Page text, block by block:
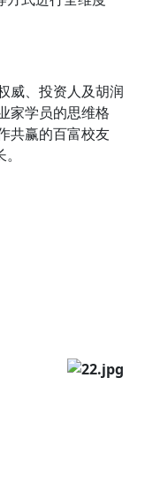
威、投资人及胡润
家学员的思维格
共赢的百富校友